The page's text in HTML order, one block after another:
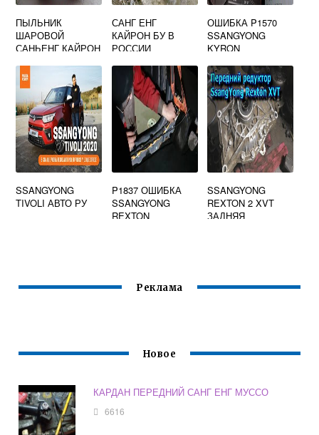
ПЫЛЬНИК
ШАРОВОЙ
САНЬЕНГ КАЙРОН
САНГ ЕНГ
КАЙРОН БУ В
РОССИИ
ОШИБКА P1570
SSANGYONG
KYRON
SSANGYONG
TIVOLI АВТО РУ
P1837 ОШИБКА
SSANGYONG
REXTON
SSANGYONG
REXTON 2 XVT
ЗАДНЯЯ
Реклама
Новое
КАРДАН ПЕРЕДНИЙ САНГ ЕНГ МУССО
6616